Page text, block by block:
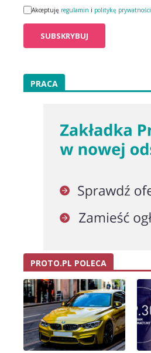
Akceptuję regulamin i politykę prywatności
PRACA
PROTO.PL POLECA